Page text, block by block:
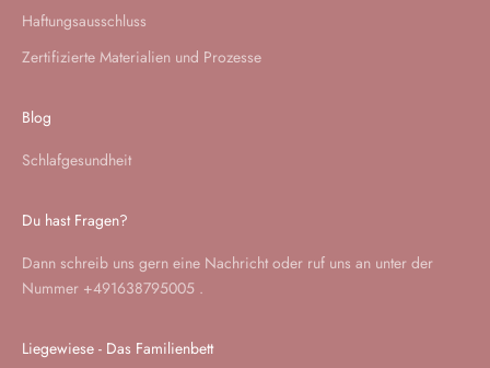
Haftungsausschluss
Zertifizierte Materialien und Prozesse
Blog
Schlafgesundheit
Du hast Fragen?
Dann schreib uns gern eine Nachricht oder ruf uns an unter der
Nummer +491638795005 .
Liegewiese - Das Familienbett